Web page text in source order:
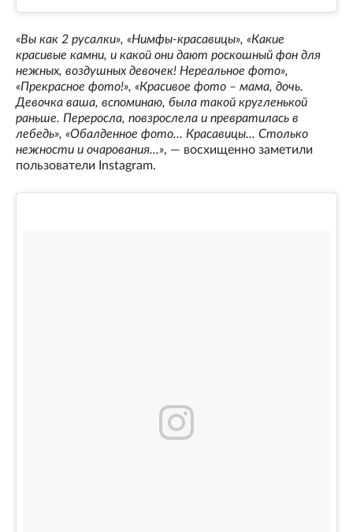
«Вы как 2 русалки», «Нимфы-красавицы», «Какие
красивые камни, и какой они дают роскошный фон для
нежных, воздушных девочек! Нереальное фото»,
«Прекрасное фото!», «Красивое фото – мама, дочь.
Девочка ваша, вспоминаю, была такой кругленькой
раньше. Переросла, повзрослела и превратилась в
лебедь», «Обалденное фото... Красавицы... Столько
нежности и очарования...», — восхищенно заметили
пользователи Instagram.